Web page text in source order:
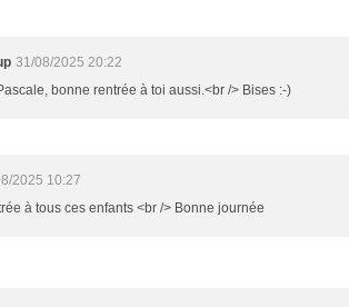
31/08/2025 20:22
bonne rentrée à toi aussi.<br /> Bises :-)
2025 10:27
à tous ces enfants <br /> Bonne journée